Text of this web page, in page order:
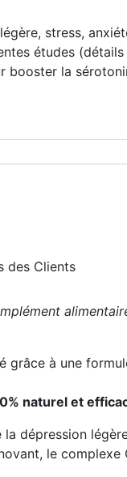
stress,
études (détails
booster la
des Clients
grâce à une
naturel et
dépression
le